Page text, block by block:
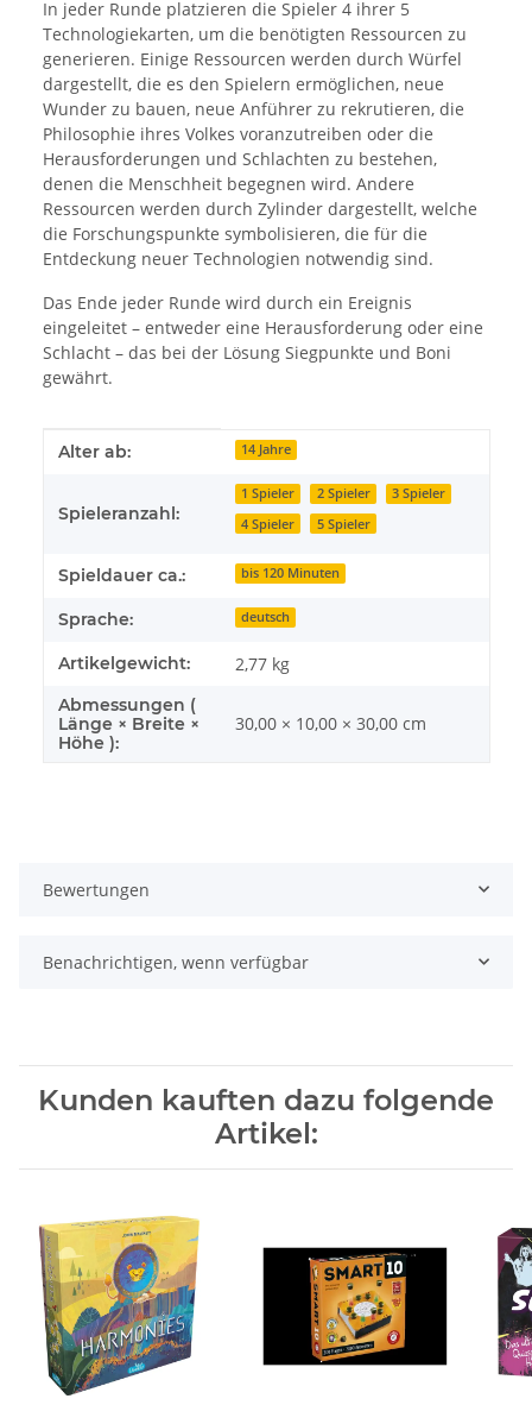
In jeder Runde platzieren die Spieler 4 ihrer 5
Technologiekarten, um die benötigten Ressourcen zu
generieren. Einige Ressourcen werden durch Würfel
dargestellt, die es den Spielern ermöglichen, neue
Wunder zu bauen, neue Anführer zu rekrutieren, die
Philosophie ihres Volkes voranzutreiben oder die
Herausforderungen und Schlachten zu bestehen,
denen die Menschheit begegnen wird. Andere
Ressourcen werden durch Zylinder dargestellt, welche
die Forschungspunkte symbolisieren, die für die
Entdeckung neuer Technologien notwendig sind.
Das Ende jeder Runde wird durch ein Ereignis
eingeleitet – entweder eine Herausforderung oder eine
Schlacht – das bei der Lösung Siegpunkte und Boni
gewährt.
Produkteigenschaft
Wert
Alter ab: 14 Jahre
Spieleranzahl:
1 Spieler 2 Spieler
3 Spieler
4 Spieler
5 Spieler
Spieldauer ca.: bis 120 Minuten
Sprache: deutsch
Artikelgewicht: 2,77 kg
Abmessungen (
Länge × Breite ×
Höhe ):
30,00 × 10,00 × 30,00 cm
Bewertungen
Benachrichtigen, wenn verfügbar
Kunden kauften dazu folgende
Artikel: